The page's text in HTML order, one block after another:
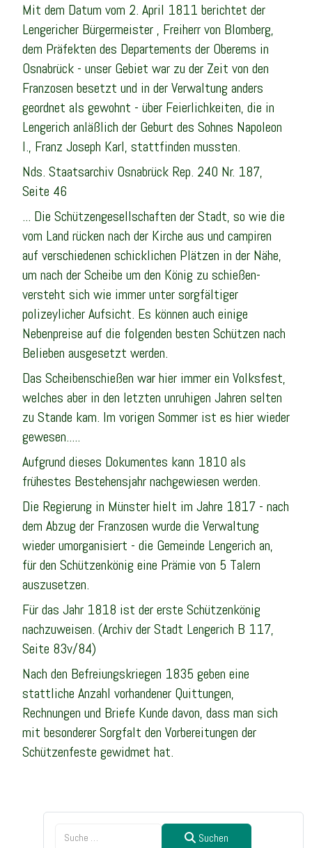
Mit dem Datum vom 2. April 1811 berichtet der
Lengericher Bürgermeister , Freiherr von Blomberg,
dem Präfekten des Departements der Oberems in
Osnabrück - unser Gebiet war zu der Zeit von den
Franzosen besetzt und in der Verwaltung anders
geordnet als gewohnt - über Feierlichkeiten, die in
Lengerich anläßlich der Geburt des Sohnes Napoleon
I., Franz Joseph Karl, stattfinden mussten.
Nds. Staatsarchiv Osnabrück Rep. 240 Nr. 187,
Seite 46
... Die Schützengesellschaften der Stadt, so wie die
vom Land rücken nach der Kirche aus und campiren
auf verschiedenen schicklichen Plätzen in der Nähe,
um nach der Scheibe um den König zu schießen-
versteht sich wie immer unter sorgfältiger
polizeylicher Aufsicht. Es können auch einige
Nebenpreise auf die folgenden besten Schützen nach
Belieben ausgesetzt werden.
Das Scheibenschießen war hier immer ein Volksfest,
welches aber in den letzten unruhigen Jahren selten
zu Stande kam. Im vorigen Sommer ist es hier wieder
gewesen.....
Aufgrund dieses Dokumentes kann 1810 als
frühestes Bestehensjahr nachgewiesen werden.
Die Regierung in Münster hielt im Jahre 1817 - nach
dem Abzug der Franzosen wurde die Verwaltung
wieder umorganisiert - die Gemeinde Lengerich an,
für den Schützenkönig eine Prämie von 5 Talern
auszusetzen.
Für das Jahr 1818 ist der erste Schützenkönig
nachzuweisen. (Archiv der Stadt Lengerich B 117,
Seite 83v/84)
Nach den Befreiungskriegen 1835 geben eine
stattliche Anzahl vorhandener Quittungen,
Rechnungen und Briefe Kunde davon, dass man sich
mit besonderer Sorgfalt den Vorbereitungen der
Schützenfeste gewidmet hat.
Suchen